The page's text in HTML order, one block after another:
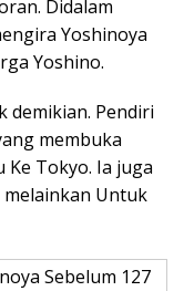
Didalam
Yoshinoya
Yoshino.
demikian. Pendiri
membuka
Tokyo. Ia juga
Untuk
Sebelum 127